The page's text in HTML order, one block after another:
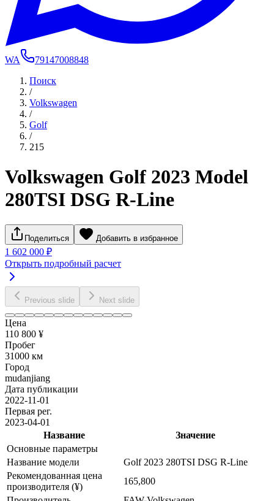
WA
79147008848
Поиск
/
Volkswagen
/
Golf
/
215
Volkswagen Golf 2023 Model
280TSI DSG R-Line
Поделиться Добавить в избранное
1 602 000 ₽
Открыть подробный расчет
Previous slide Next slide
Цена
110 800 ¥
Пробег
31000 км
Город
mudanjiang
Дата публикации
2022-11-01
Первая рег.
2023-04-01
Название
Значение
Основные параметры
Название модели
Golf 2023 280TSI DSG R-Line
Рекомендованная цена
производителя (¥)
165,800